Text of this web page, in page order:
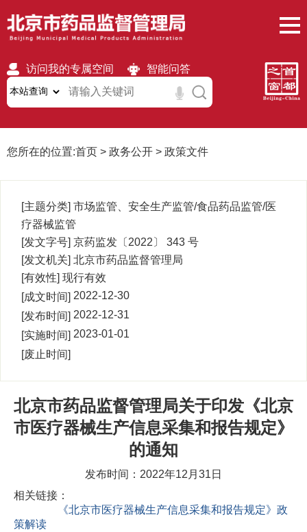
访问我的专属空间 智能问答
无障碍 繁體 移动版
您所在的位置:首页 > 政务公开 > 政策文件
[主题分类] 市场监管、安全生产监管/食品药品监管/医
疗器械监管
[发文字号] 京药监发〔2022〕 343 号
[发文机关] 北京市药品监督管理局
[有效性] 现行有效
[成文时间] 2022-12-30
00:00:00
[发布时间] 2022-12-31
16:59:25
[实施时间] 2023-01-01
[废止时间]
北京市药品监督管理局关于印发《北京
市医疗器械生产信息采集和报告规定》
的通知
发布时间：2022年12月31日
相关链接：
《北京市医疗器械生产信息采集和报告规定》政
策解读